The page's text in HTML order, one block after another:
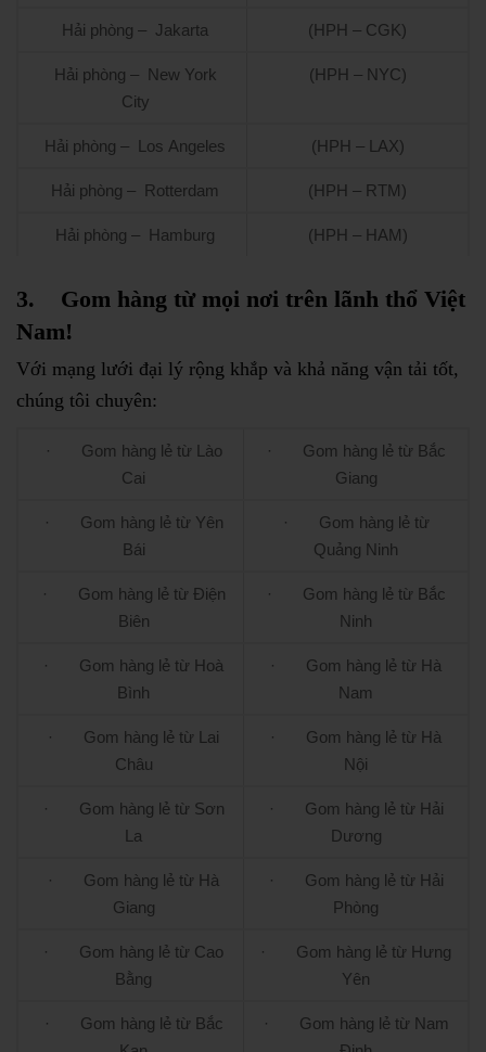
Hải phòng – Jakarta (HPH – CGK)
Hải phòng – New York
City
(HPH – NYC)
Hải phòng – Los Angeles (HPH – LAX)
Hải phòng – Rotterdam (HPH – RTM)
Hải phòng – Hamburg (HPH – HAM)
3. Gom hàng từ mọi nơi trên lãnh thổ Việt
Nam!
Với mạng lưới đại lý rộng khắp và khả năng vận tải tốt,
chúng tôi chuyên:
· Gom hàng lẻ từ Lào
Cai
· Gom hàng lẻ từ Bắc
Giang
· Gom hàng lẻ từ Yên
Bái
· Gom hàng lẻ từ
Quảng Ninh
· Gom hàng lẻ từ Điện
Biên
· Gom hàng lẻ từ Bắc
Ninh
· Gom hàng lẻ từ Hoà
Bình
· Gom hàng lẻ từ Hà
Nam
· Gom hàng lẻ từ Lai
Châu
· Gom hàng lẻ từ Hà
Nội
· Gom hàng lẻ từ Sơn
La
· Gom hàng lẻ từ Hải
Dương
· Gom hàng lẻ từ Hà
Giang
· Gom hàng lẻ từ Hải
Phòng
· Gom hàng lẻ từ Cao
Bằng
· Gom hàng lẻ từ Hưng
Yên
· Gom hàng lẻ từ Bắc
· Gom hàng lẻ từ Nam